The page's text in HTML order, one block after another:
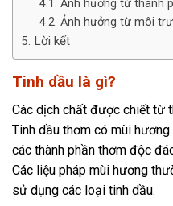
Ảnh hưởng từ thành
Ảnh hưởng từ môi
Lời kết
Tinh dầu là gì?
Các dịch chất được chiết từ
Tinh dầu thơm có mùi
các thành phần thơm độc
Các liệu pháp mùi hương
sử dụng các loại tinh dầu.